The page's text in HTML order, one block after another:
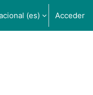
‎(es)‎ Acceder